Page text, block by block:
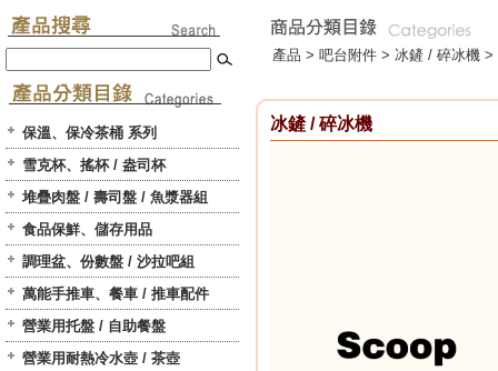
保溫、保冷茶桶 系列
雪克杯、搖杯 / 盎司杯
堆疊肉盤 / 壽司盤 / 魚漿器組
食品保鮮、儲存用品
調理盆、份數盤 / 沙拉吧組
萬能手推車、餐車 / 推車配件
營業用托盤 / 自助餐盤
營業用耐熱冷水壺 / 茶壺
產品 > 吧台附件 > 冰鏟 / 碎冰機 >
冰鏟 / 碎冰機